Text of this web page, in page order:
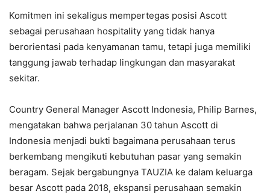
Komitmen ini sekaligus mempertegas posisi Ascott
sebagai perusahaan hospitality yang tidak hanya
berorientasi pada kenyamanan tamu, tetapi juga memiliki
tanggung jawab terhadap lingkungan dan masyarakat
sekitar.
Country General Manager Ascott Indonesia, Philip Barnes,
mengatakan bahwa perjalanan 30 tahun Ascott di
Indonesia menjadi bukti bagaimana perusahaan terus
berkembang mengikuti kebutuhan pasar yang semakin
beragam. Sejak bergabungnya TAUZIA ke dalam keluarga
besar Ascott pada 2018, ekspansi perusahaan semakin